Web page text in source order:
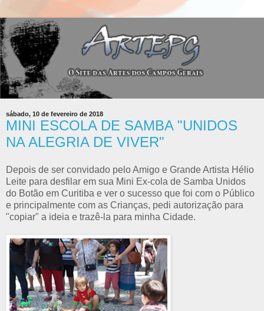
sábado, 10 de fevereiro de 2018
MINI ESCOLA DE SAMBA "UNIDOS
NA ALEGRIA DE VIVER"
Depois de ser convidado pelo Amigo e Grande Artista Hélio
Leite para desfilar em sua Mini Ex-cola de Samba Unidos
do Botão em Curitiba e ver o sucesso que foi com o Público
e principalmente com as Crianças, pedi autorização para
"copiar" a ideia e trazê-la para minha Cidade.